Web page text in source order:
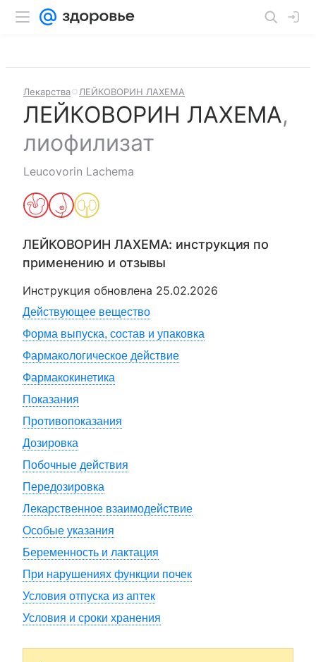
Лекарства ЛЕЙКОВОРИН ЛАХЕМА
ЛЕЙКОВОРИН ЛАХЕМА,
лиофилизат
Leucovorin Lachema
ЛЕЙКОВОРИН ЛАХЕМА: инструкция по
применению и отзывы
Инструкция обновлена 25.02.2026
Действующее вещество
Форма выпуска, состав и упаковка
Фармакологическое действие
Фармакокинетика
Показания
Противопоказания
Дозировка
Побочные действия
Передозировка
Лекарственное взаимодействие
Особые указания
Беременность и лактация
При нарушениях функции почек
Условия отпуска из аптек
Условия и сроки хранения